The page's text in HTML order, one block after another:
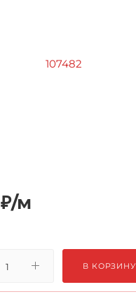
₽/м
В КОРЗИНУ